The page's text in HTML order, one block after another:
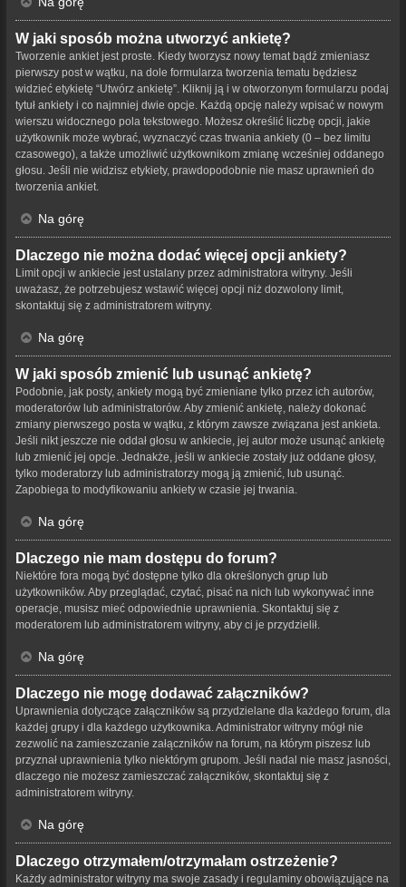
W jaki sposób można utworzyć ankietę?
Tworzenie ankiet jest proste. Kiedy tworzysz nowy temat bądź zmieniasz
pierwszy post w wątku, na dole formularza tworzenia tematu będziesz
widzieć etykietę “Utwórz ankietę”. Kliknij ją i w otworzonym formularzu podaj
tytuł ankiety i co najmniej dwie opcje. Każdą opcję należy wpisać w nowym
wierszu widocznego pola tekstowego. Możesz określić liczbę opcji, jakie
użytkownik może wybrać, wyznaczyć czas trwania ankiety (0 – bez limitu
czasowego), a także umożliwić użytkownikom zmianę wcześniej oddanego
głosu. Jeśli nie widzisz etykiety, prawdopodobnie nie masz uprawnień do
tworzenia ankiet.
Na górę
Dlaczego nie można dodać więcej opcji ankiety?
Limit opcji w ankiecie jest ustalany przez administratora witryny. Jeśli
uważasz, że potrzebujesz wstawić więcej opcji niż dozwolony limit,
skontaktuj się z administratorem witryny.
Na górę
W jaki sposób zmienić lub usunąć ankietę?
Podobnie, jak posty, ankiety mogą być zmieniane tylko przez ich autorów,
moderatorów lub administratorów. Aby zmienić ankietę, należy dokonać
zmiany pierwszego posta w wątku, z którym zawsze związana jest ankieta.
Jeśli nikt jeszcze nie oddał głosu w ankiecie, jej autor może usunąć ankietę
lub zmienić jej opcje. Jednakże, jeśli w ankiecie zostały już oddane głosy,
tylko moderatorzy lub administratorzy mogą ją zmienić, lub usunąć.
Zapobiega to modyfikowaniu ankiety w czasie jej trwania.
Na górę
Dlaczego nie mam dostępu do forum?
Niektóre fora mogą być dostępne tylko dla określonych grup lub
użytkowników. Aby przeglądać, czytać, pisać na nich lub wykonywać inne
operacje, musisz mieć odpowiednie uprawnienia. Skontaktuj się z
moderatorem lub administratorem witryny, aby ci je przydzielił.
Na górę
Dlaczego nie mogę dodawać załączników?
Uprawnienia dotyczące załączników są przydzielane dla każdego forum, dla
każdej grupy i dla każdego użytkownika. Administrator witryny mógł nie
zezwolić na zamieszczanie załączników na forum, na którym piszesz lub
przyznał uprawnienia tylko niektórym grupom. Jeśli nadal nie masz jasności,
dlaczego nie możesz zamieszczać załączników, skontaktuj się z
administratorem witryny.
Na górę
Dlaczego otrzymałem/otrzymałam ostrzeżenie?
Każdy administrator witryny ma swoje zasady i regulaminy obowiązujące na